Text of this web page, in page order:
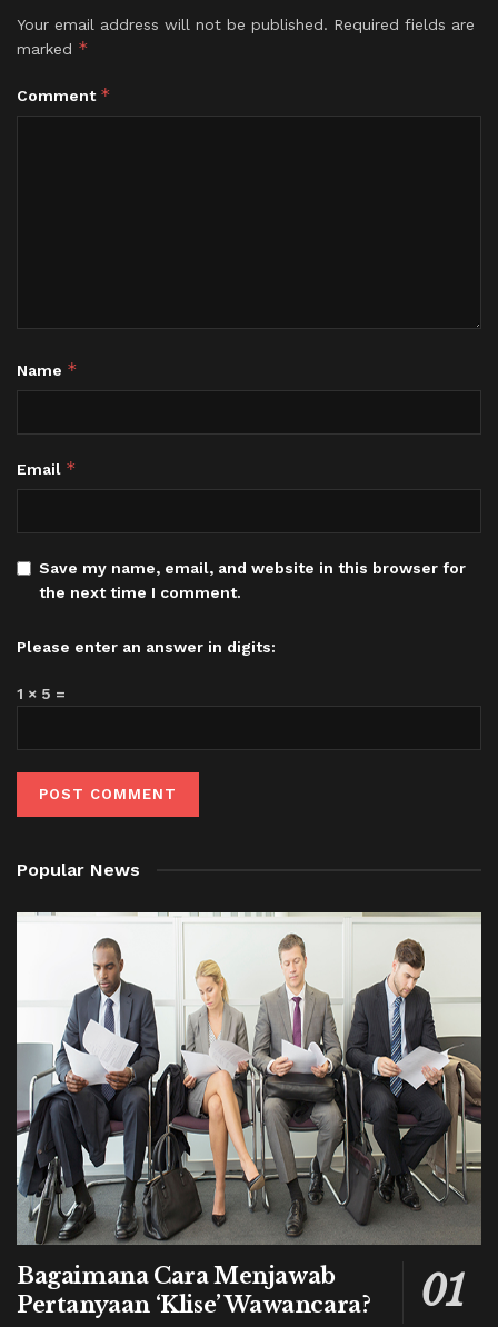
Your email address will not be published. Required fields are
marked *
Comment *
Name *
Email *
Save my name, email, and website in this browser for
the next time I comment.
Please enter an answer in digits:
1 × 5 =
Popular News
Bagaimana Cara Menjawab
Pertanyaan ‘Klise’ Wawancara?